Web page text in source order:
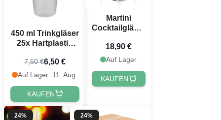
450 ml Trinkgläser
25x Hartplastik
7,50 €6,50 €
Auf Lager: 11. Aug.
KAUFEN
Martini
Cocktailgläser
18,90 €
Auf Lager
KAUFEN
24%
24%